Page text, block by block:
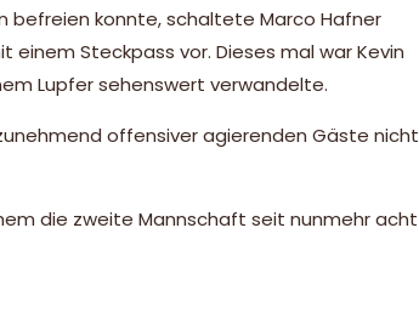
befreien konnte, schaltete Marco Hafner
einem Steckpass vor. Dieses mal war Kevin
Lupfer sehenswert verwandelte.
offensiver agierenden Gäste nicht
die zweite Mannschaft seit nunmehr acht